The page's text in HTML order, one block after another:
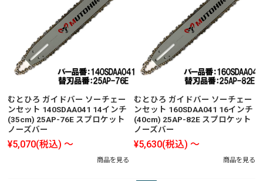
むとひろ ガイドバー ソーチェー
ンセット 140SDAA041 14インチ
(35cm) 25AP-76E スプロケット
ノーズバー
¥5,070(税込) ～
商品を見る
むとひろ ガイドバー ソーチェー
ンセット 160SDAA041 16インチ
(40cm) 25AP-82E スプロケット
ノーズバー
¥5,630(税込) ～
商品を見る